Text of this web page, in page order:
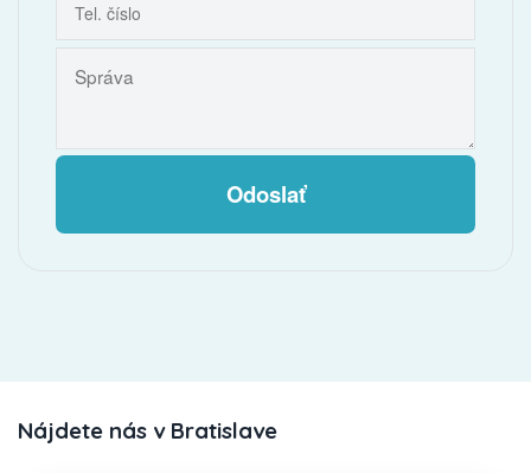
Odoslať
Nájdete nás v Bratislave